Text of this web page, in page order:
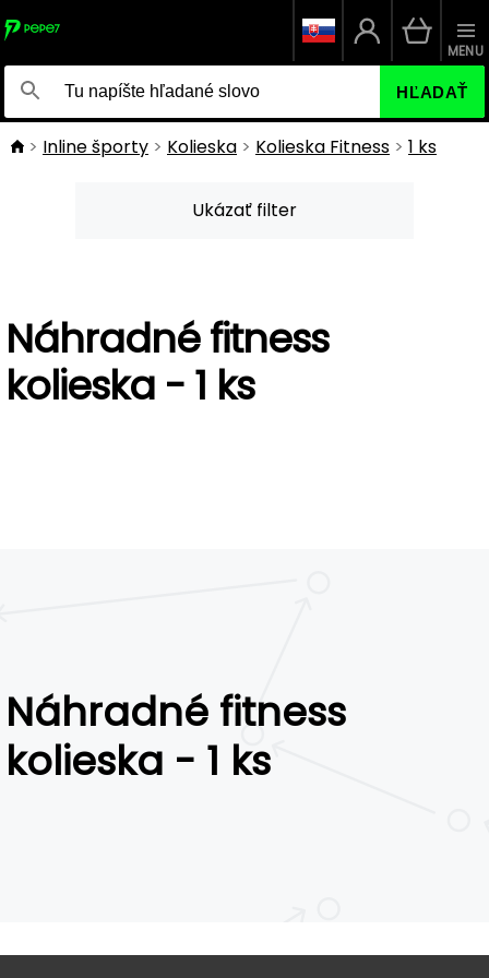
HĽADAŤ
MENU
Inline športy Kolieska Kolieska Fitness 1 ks
Ukázať filter
Náhradné fitness
kolieska - 1 ks
Náhradné fitness
kolieska - 1 ks